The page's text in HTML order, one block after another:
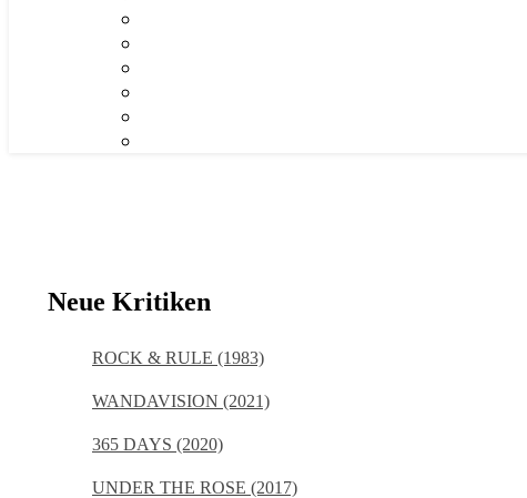
Neue Kritiken
ROCK & RULE (1983)
WANDAVISION (2021)
365 DAYS (2020)
UNDER THE ROSE (2017)